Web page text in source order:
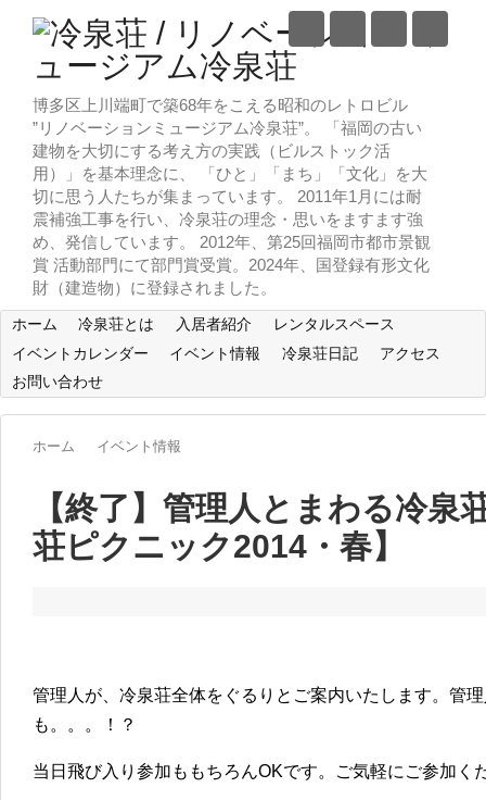
博多区上川端町で築68年をこえる昭和のレトロビル
”リノベーションミュージアム冷泉荘”。 「福岡の古い
建物を大切にする考え方の実践（ビルストック活
用）」を基本理念に、 「ひと」「まち」「文化」を大
切に思う人たちが集まっています。 2011年1月には耐
震補強工事を行い、冷泉荘の理念・思いをますます強
め、発信しています。 2012年、第25回福岡市都市景観
賞 活動部門にて部門賞受賞。2024年、国登録有形文化
財（建造物）に登録されました。
ホーム 冷泉荘とは 入居者紹介
レンタルスペース
イベントカレンダー
イベント情報 冷泉荘日記
アクセス
お問い合わせ
ホーム イベント情報
【終了】管理人とまわる冷泉
荘ピクニック2014・春】
管理人が、冷泉荘全体をぐるりとご案内いたします。管
も。。。！？
当日飛び入り参加ももちろんOKです。ご気軽にご参加く